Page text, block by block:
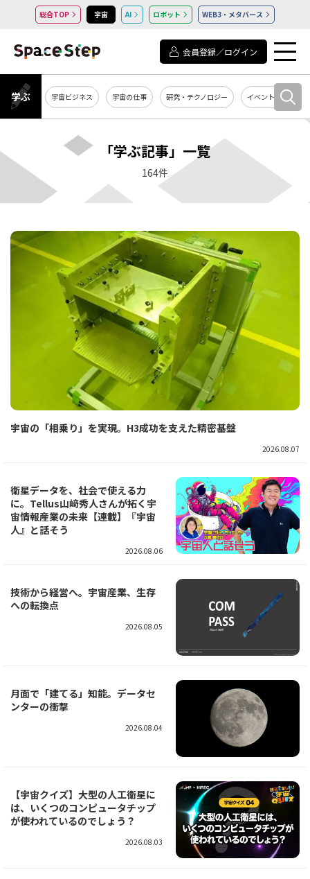
総合TOP 宇宙 AI ロボット WEB3・メタバース
会員登録／ログイン
学ぶ 宇宙ビジネス 宇宙の仕事 研究・テクノロジー イベント・セミナー
「学ぶ記事」一覧
164件
宇宙の「相乗り」を実現。H3成功を支えた精密基盤
2026.08.07
衛星データを、社会で使える力
に。Tellus山﨑秀人さんが拓く宇
宙情報産業の未来【連載】『宇宙
人』と話そう
2026.08.06
技術から経営へ。宇宙産業、生存
への転換点
2026.08.05
月面で「建てる」知能。データセ
ンターの衝撃
2026.08.04
【宇宙クイズ】大型の人工衛星に
は、いくつのコンピュータチップ
が使われているのでしょう？
2026.08.03